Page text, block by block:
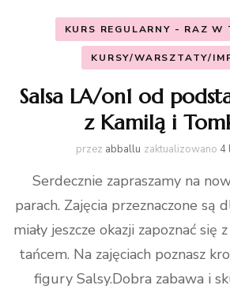
KURS REGULARNY - RAZ W
KURSY/WARSZTATY/
Salsa LA/on1 od
z Kamilą i
przez abballu zaktualizowano 4
Serdecznie zapraszamy na
parach. Zajęcia przeznaczone są
miały jeszcze okazji zapoznać się
tańcem. Na zajęciach poznasz
figury Salsy.Dobra zabawa i